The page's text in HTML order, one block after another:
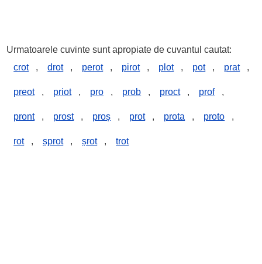
Urmatoarele cuvinte sunt apropiate de cuvantul cautat:
crot
, drot , perot , pirot , plot , pot , prat ,
preot , priot , pro , prob , proct , prof ,
pront , prost , proș , prot , prota , proto ,
rot , șprot , șrot , trot